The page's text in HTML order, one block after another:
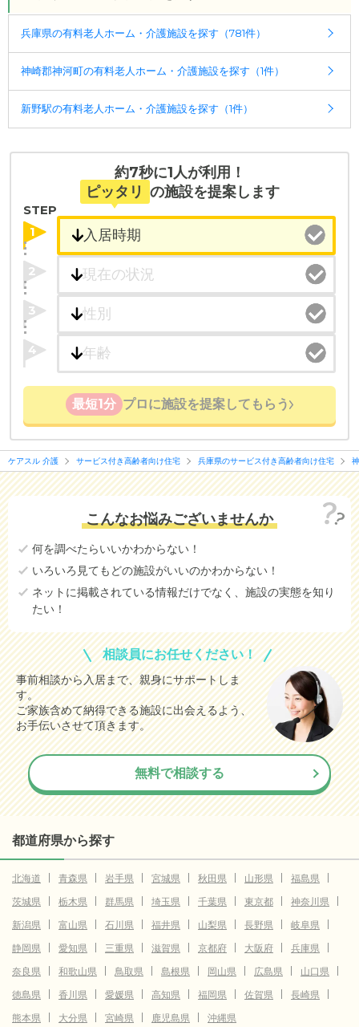
ケアスル 介護では詳細な料金プランをご確認頂けま
す。詳しくはこちら 。
◎ケアスル 介護の3つの特徴
ポート
受付時間：10：00～19：00
・全国10000件の介護施設情報を掲載
幅広い選択肢の中から、条件にあった施設を選ぶ
ことができます。
・こだわりの条件や医療体制から施設を探せる
たとえば「カラオケ」「麻雀」が楽しめる施設、
「夫婦入居可」の施設、「看取り可」の施設など、
医療・看護体制から施設を探すこともできます。
兵庫県の有料老人ホーム・介護施設を探す（781件）
神崎郡神河町の有料老人ホーム・介護施設を探す（1件）
新野駅の有料老人ホーム・介護施設を探す（1件）
約7秒に1人が利用！
ピッタリ の施設を提案します
STEP
1
2
3
4
最短1分 プロに施設を提案してもらう
ケアスル 介護 サービス付き高齢者向け住宅 兵庫県のサービス付き高齢者向け住宅
こんなお悩みございませんか
何を調べたらいいかわからない！
いろいろ見てもどの施設がいいのかわからない！
ネットに掲載されている情報だけでなく、施設の実態を知り
たい！
相談員にお任せください！
事前相談から入居まで、親身にサポートしま
す。
ご家族含めて納得できる施設に出会えるよう、
お手伝いさせて頂きます。
無料で相談する
都道府県から探す
北海道 青森県 岩手県 宮城県 秋田県 山形県
福島県
茨城県
栃木県 群馬県 埼玉県 千葉県 東京都
神奈川県
新潟県
富山県 石川県 福井県 山梨県 長野県
岐阜県
静岡県
愛知県 三重県 滋賀県 京都府 大阪府
兵庫県
奈良県
和歌山県 鳥取県 島根県 岡山県 広島県
山口県
徳島県
香川県 愛媛県 高知県 福岡県 佐賀県
長崎県
熊本県
大分県 宮崎県 鹿児島県 沖縄県